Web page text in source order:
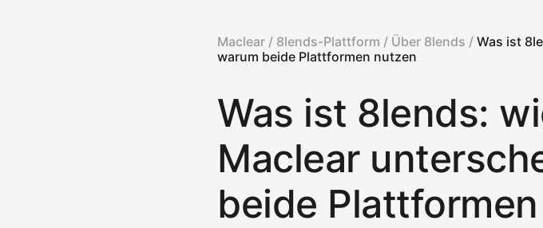
Maclear / 8lends-Plattform / Über 8lends / Was ist
warum beide Plattformen nutzen
Was ist 8lends:
Maclear
beide